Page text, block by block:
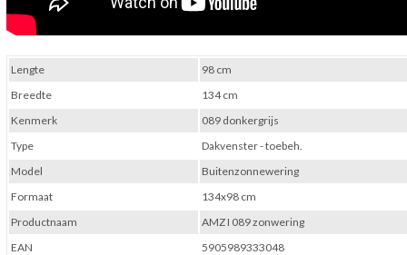
Lengte
98 cm
Breedte
134 cm
Kenmerk
089 donkergrijs
Type
Dakvenster - toebeh.
Model
Buitenzonnewering
Formaat
134x98 cm
Productnaam
AMZ I 089 zonwering
EAN
5905989333048